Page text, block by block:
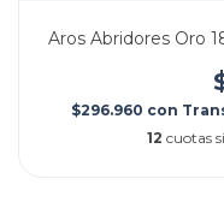
Aros Abridores Oro
$296.960 con
12 cuotas